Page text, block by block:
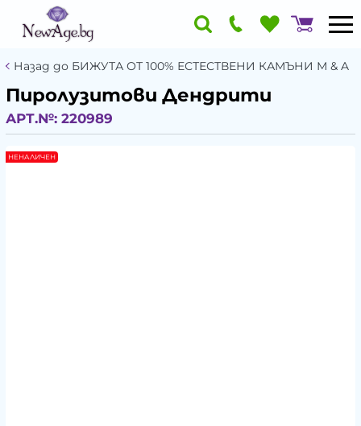
Назад до БИЖУТА ОТ 100% ЕСТЕСТВЕНИ КАМЪНИ М & A
Пиролузитови Дендрити
АРТ.№: 220989
НЕНАЛИЧЕН